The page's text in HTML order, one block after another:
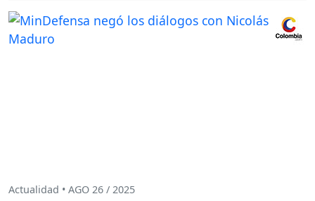
Actualidad • AGO 26 / 2025